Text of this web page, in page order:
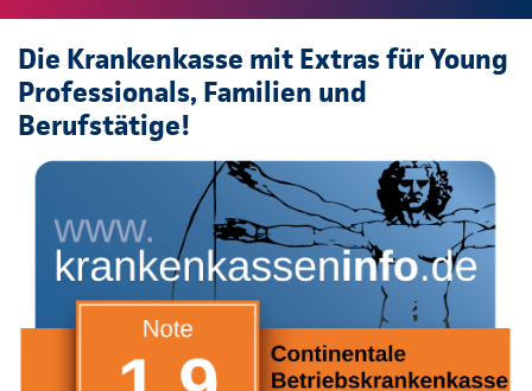
Die Krankenkasse mit Extras für Young
Professionals, Familien und
Berufstätige!